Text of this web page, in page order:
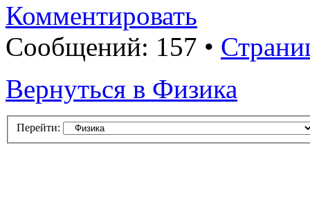
Комментировать
Сообщений: 157 •
Вернуться в Физика
Перейти: